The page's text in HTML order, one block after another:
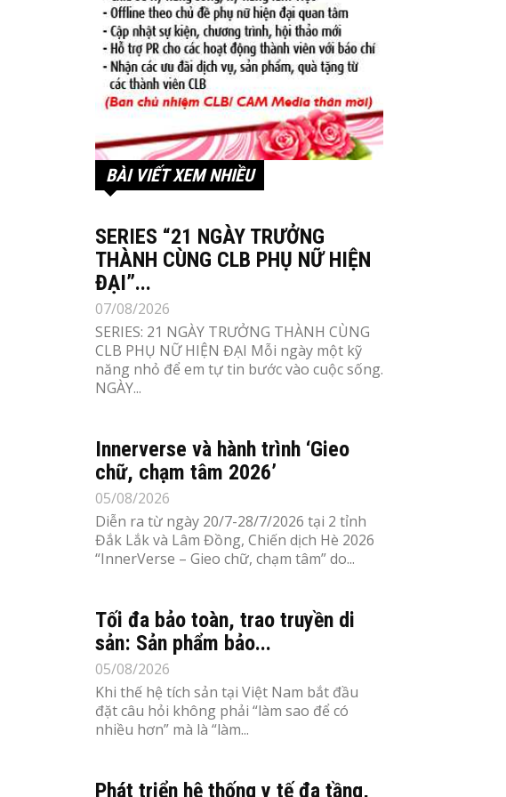
BÀI VIẾT XEM NHIỀU
SERIES “21 NGÀY TRƯỞNG
THÀNH CÙNG CLB PHỤ NỮ HIỆN
ĐẠI”...
07/08/2026
SERIES: 21 NGÀY TRƯỞNG THÀNH CÙNG
CLB PHỤ NỮ HIỆN ĐẠI Mỗi ngày một kỹ
năng nhỏ để em tự tin bước vào cuộc sống.
NGÀY...
Innerverse và hành trình ‘Gieo
chữ, chạm tâm 2026’
05/08/2026
Diễn ra từ ngày 20/7-28/7/2026 tại 2 tỉnh
Đắk Lắk và Lâm Đồng, Chiến dịch Hè 2026
“InnerVerse – Gieo chữ, chạm tâm” do...
Tối đa bảo toàn, trao truyền di
sản: Sản phẩm bảo...
05/08/2026
Khi thế hệ tích sản tại Việt Nam bắt đầu
đặt câu hỏi không phải “làm sao để có
nhiều hơn” mà là “làm...
Phát triển hệ thống y tế đa tầng,